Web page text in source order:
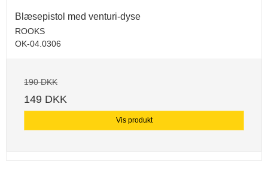
Blæsepistol med venturi-dyse
ROOKS
OK-04.0306
190 DKK
149 DKK
Vis produkt